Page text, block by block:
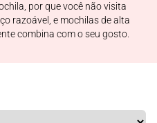
por que você não visita
razoável, e mochilas de alta
combina com o seu gosto.